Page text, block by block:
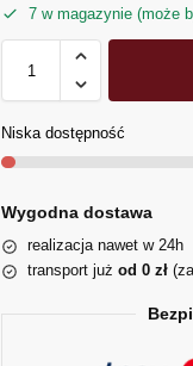
7 w magazynie (może
Niska dostępność
Wygodna dostawa
realizacja nawet w 24h
transport jużod 0 zł